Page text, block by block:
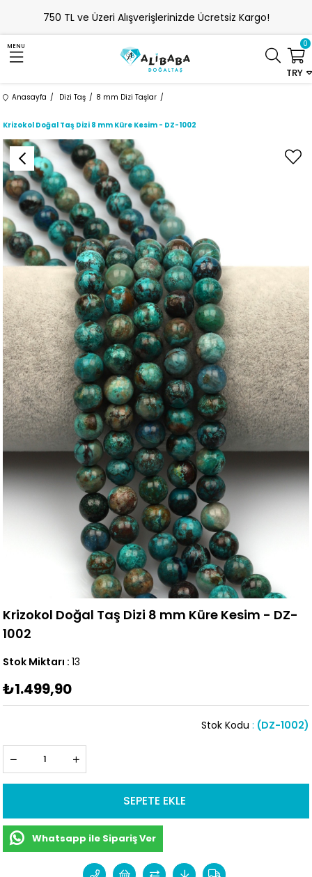
750 TL ve Üzeri Alışverişlerinizde Ücretsiz Kargo!
MENU
TRY
0
Anasayfa Dizi Taş 8 mm Dizi Taşlar
Krizokol Doğal Taş Dizi 8 mm Küre Kesim - DZ-1002
Krizokol Doğal Taş Dizi 8 mm Küre Kesim - DZ-
1002
Stok Miktarı : 13
₺1.499,90
(DZ-1002)
Stok Kodu
Whatsapp ile Sipariş Ver